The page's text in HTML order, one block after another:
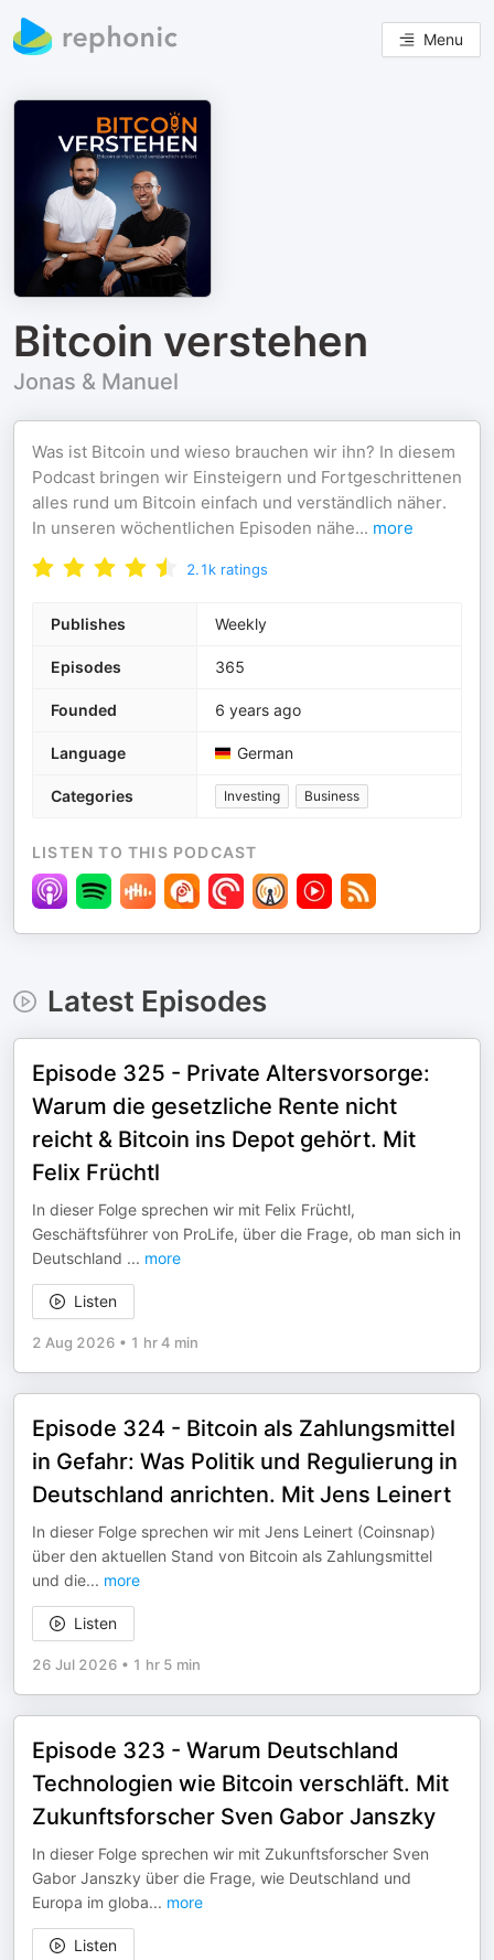
Menu
Bitcoin verstehen
Jonas & Manuel
Was ist Bitcoin und wieso brauchen wir ihn? In diesem
Podcast bringen wir Einsteigern und Fortgeschrittenen
alles rund um Bitcoin einfach und verständlich näher.
In unseren wöchentlichen Episoden nähe... more
2.1k ratings
Publishes Weekly
Episodes 365
Founded 6 years ago
Language German
Categories Investing Business
LISTEN TO THIS PODCAST
Latest Episodes
Episode 325 - Private Altersvorsorge:
Warum die gesetzliche Rente nicht
reicht & Bitcoin ins Depot gehört. Mit
Felix Früchtl
In dieser Folge sprechen wir mit Felix Früchtl,
Geschäftsführer von ProLife, über die Frage, ob man sich in
Deutschland ... more
Listen
2 Aug 2026 • 1 hr 4 min
Episode 324 - Bitcoin als Zahlungsmittel
in Gefahr: Was Politik und Regulierung in
Deutschland anrichten. Mit Jens Leinert
In dieser Folge sprechen wir mit Jens Leinert (Coinsnap)
über den aktuellen Stand von Bitcoin als Zahlungsmittel
und die... more
Listen
26 Jul 2026 • 1 hr 5 min
Episode 323 - Warum Deutschland
Technologien wie Bitcoin verschläft. Mit
Zukunftsforscher Sven Gabor Janszky
In dieser Folge sprechen wir mit Zukunftsforscher Sven
Gabor Janszky über die Frage, wie Deutschland und
Europa im globa... more
Listen